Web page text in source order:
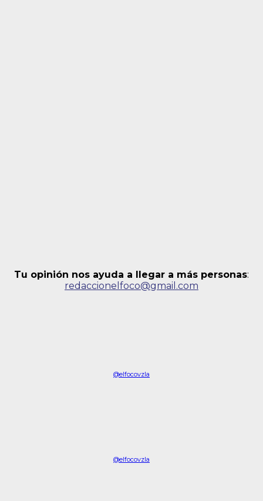
Tu opinión nos ayuda a llegar a más personas:
redaccionelfoco@gmail.com
@elfocovzla
@elfocovzla